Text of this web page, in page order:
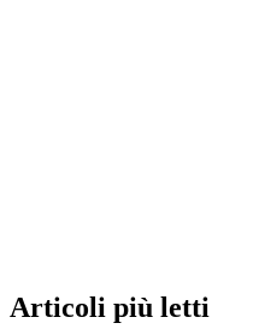
Articoli più letti